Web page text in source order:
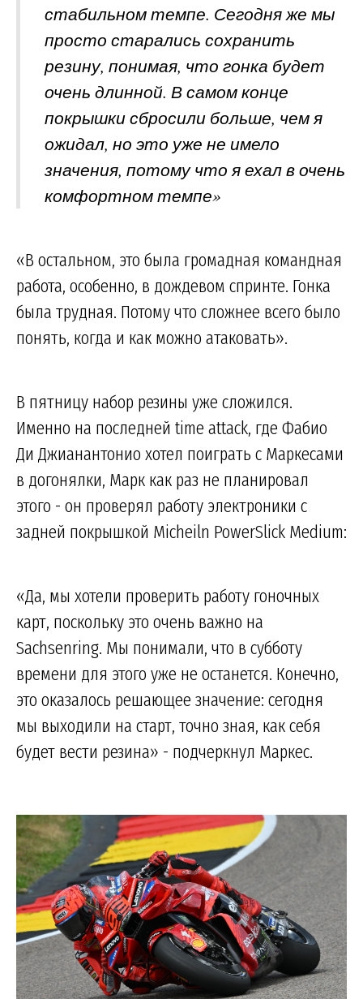
стабильном темпе. Сегодня же мы
просто старались сохранить
резину, понимая, что гонка будет
очень длинной. В самом конце
покрышки сбросили больше, чем я
ожидал, но это уже не имело
значения, потому что я ехал в очень
комфортном темпе»
«В остальном, это была громадная командная
работа, особенно, в дождевом спринте. Гонка
была трудная. Потому что сложнее всего было
понять, когда и как можно атаковать».
В пятницу набор резины уже сложился.
Именно на последней time attack, где Фабио
Ди Джианантонио хотел поиграть с Маркесами
в догонялки, Марк как раз не планировал
этого - он проверял работу электроники с
задней покрышкой Micheiln PowerSlick Medium:
«Да, мы хотели проверить работу гоночных
карт, поскольку это очень важно на
Sachsenring. Мы понимали, что в субботу
времени для этого уже не останется. Конечно,
это оказалось решающее значение: сегодня
мы выходили на старт, точно зная, как себя
будет вести резина» - подчеркнул Маркес.